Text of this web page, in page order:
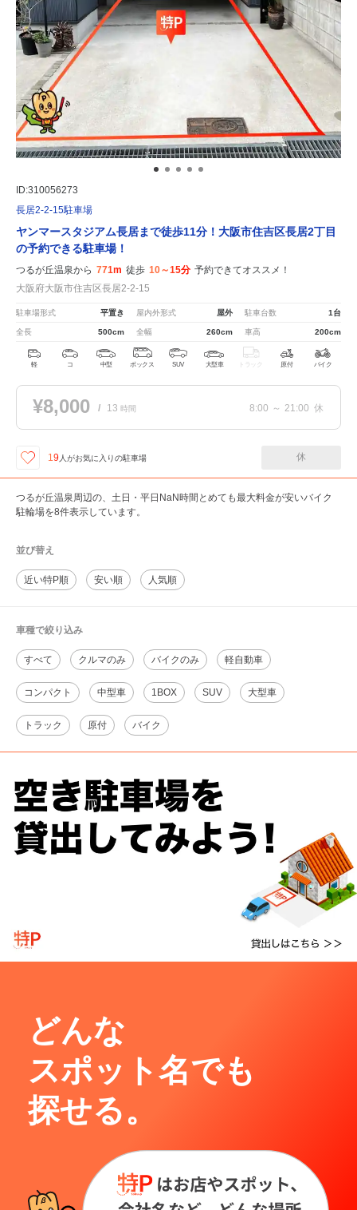
ID:310056273
長居2-2-15駐車場
ヤンマースタジアム長居まで徒歩11分！大阪市住吉区長居2丁目
の予約できる駐車場！
つるが丘温泉から 771m 徒歩 10～15分 予約できてオススメ！
大阪府大阪市住吉区長居2-2-15
駐車場形式 平置き 屋内外形式 屋外 駐車台数 1台
全長 500cm 全幅 260cm 車高 200cm
軽 コ 中型 ボックス SUV 大型車 トラック 原付 バイク
¥8,000 / 13 時間 8:00 ～ 21:00 休
19 人がお気に入りの駐車場 休
つるが丘温泉周辺の、土日・平日NaN時間とめても最大料金が安いバイク
駐輪場を8件表示しています。
並び替え
近い特P順 安い順 人気順
車種で絞り込み
すべて クルマのみ バイクのみ 軽自動車
コンパクト 中型車 1BOX SUV 大型車
トラック 原付 バイク
どんな
スポット名でも
探せる。